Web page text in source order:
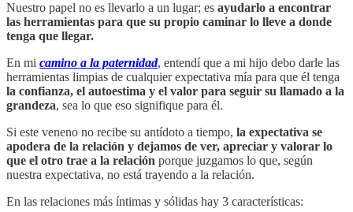
Nuestro papel no es llevarlo a un lugar; es ayudarlo a encontrar
las herramientas para que su propio caminar lo lleve a donde
tenga que llegar.
En mi camino a la paternidad, entendí que a mi hijo debo darle las
herramientas limpias de cualquier expectativa mía para que él tenga
la confianza, el autoestima y el valor para seguir su llamado a la
grandeza, sea lo que eso signifique para él.
Si este veneno no recibe su antídoto a tiempo, la expectativa se
apodera de la relación y dejamos de ver, apreciar y valorar lo
que el otro trae a la relación porque juzgamos lo que, según
nuestra expectativa, no está trayendo a la relación.
En las relaciones más íntimas y sólidas hay 3 características: